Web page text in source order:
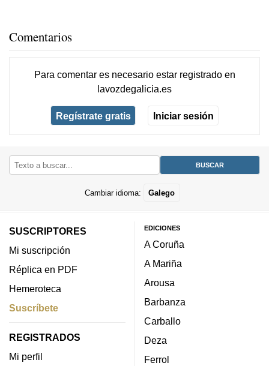
Comentarios
Para comentar es necesario estar registradoen
lavozdegalicia.es
Regístrate gratis Iniciar sesión
Cambiar idioma: Galego
SUSCRIPTORES
Mi suscripción
Réplica en PDF
Hemeroteca
Suscríbete
REGISTRADOS
Mi perfil
EDICIONES
A Coruña
A Mariña
Arousa
Barbanza
Carballo
Deza
Ferrol